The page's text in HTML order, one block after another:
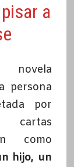
a
novela
persona
por
cartas
como
hijo, un